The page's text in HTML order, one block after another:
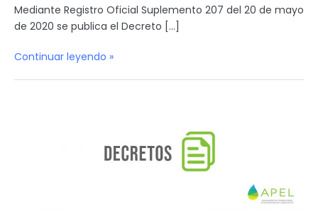
Mediante Registro Oficial Suplemento 207 del 20 de mayo
de 2020 se publica el Decreto […]
Continuar leyendo »